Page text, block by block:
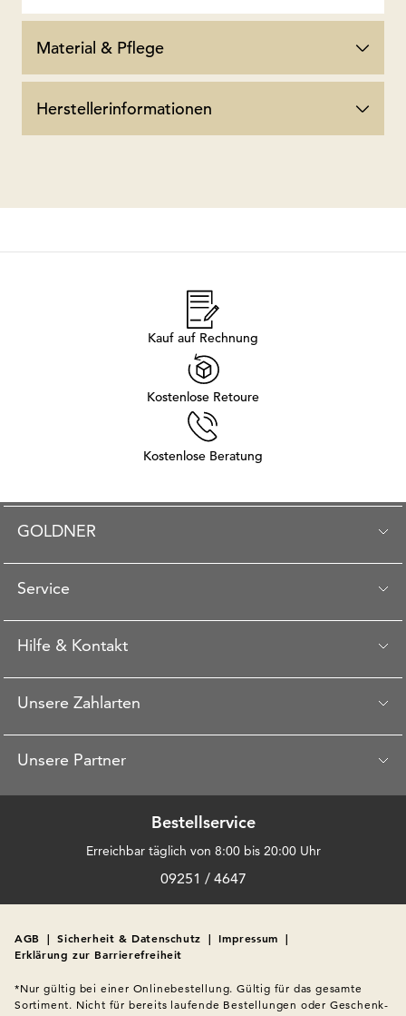
Material & Pflege
Herstellerinformationen
Kauf auf Rechnung
Kostenlose Retoure
Kostenlose Beratung
GOLDNER
Service
Hilfe & Kontakt
Unsere Zahlarten
Unsere Partner
Bestellservice
Erreichbar täglich von 8:00 bis 20:00 Uhr
09251 / 4647
AGB | Sicherheit & Datenschutz | Impressum |
Erklärung zur Barrierefreiheit
*Nur gültig bei einer Onlinebestellung. Gültig für das gesamte
Sortiment. Nicht für bereits laufende Bestellungen oder Geschenk-